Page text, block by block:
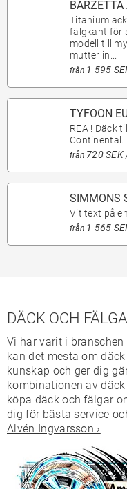
fälgkant för
modell till
mutter in...
från 1 595
TYFOON
REA ! Däck
Continental.
från 720 SEK
SIMMONS
Vit text på
från 1 565
DÄCK OCH
Vi har varit i
kan det mesta om
kunskap och ger dig
kombinationen av
köpa däck och fälgar
dig för bästa service
Alvén Ingvarsson ›